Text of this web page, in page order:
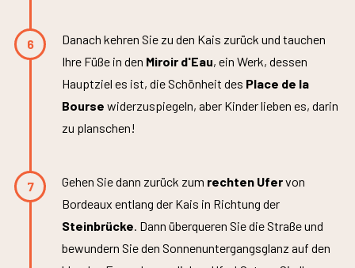
6
Danach kehren Sie zu den Kais zurück und tauchen
Ihre Füße in den Miroir d'Eau, ein Werk, dessen
Hauptziel es ist, die Schönheit des Place de la
Bourse widerzuspiegeln, aber Kinder lieben es, darin
zu planschen!
7 Gehen Sie dann zurück zum rechten Ufervon
Bordeaux entlang der Kais in Richtung der
Steinbrücke. Dann überqueren Sie die Straße und
bewundern Sie den Sonnenuntergangsglanz auf den